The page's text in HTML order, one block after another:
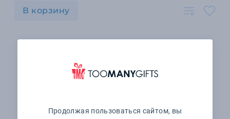
В корзину
Продолжая пользоваться сайтом, вы